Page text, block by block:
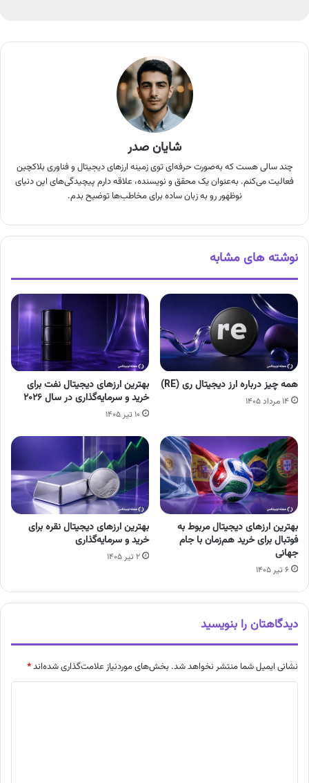
شایان صدر
چند سالی هست که به‌صورت حرفه‌ای توی زمینه ارزهای دیجیتال و فناوری بلاکچین
فعالیت می‌کنم. به‌عنوان یک محقق و نویسنده، علاقه دارم پیچیدگی‌های این دنیای
نوظهور رو به زبان ساده برای مخاطب‌ها توضیح بدم.
نوشته های مشابه
همه چیز درباره ارز دیجیتال ری (RE)
۱۴ مرداد ۱۴۰۵
بهترین ارزهای دیجیتال نفت برای
خرید و سرمایه‌گذاری در سال ۲۰۲۶
۱۰ تیر ۱۴۰۵
بهترین ارزهای دیجیتال مربوط به
فوتبال برای خرید هم‌زمان با جام
جهانی
۶ تیر ۱۴۰۵
بهترین ارزهای دیجیتال نقره برای
خرید و سرمایه‌گذاری
۲ تیر ۱۴۰۵
دیدگاهتان را بنویسید
نشانی ایمیل شما منتشر نخواهد شد. بخش‌های موردنیاز علامت‌گذاری شده‌اند*